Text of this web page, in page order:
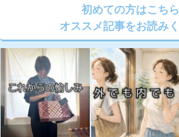
初めての方はこち
オススメ記事をお読み